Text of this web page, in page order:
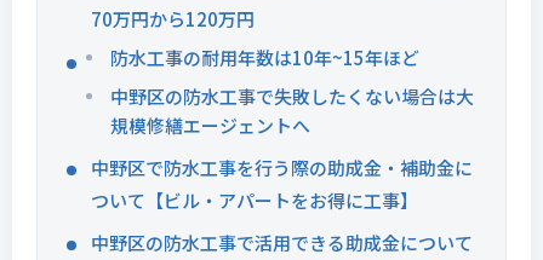
70万円から120万円
防水工事の耐用年数は10年~15年ほど
中野区の防水工事で失敗したくない場合は大
規模修繕エージェントへ
中野区で防水工事を行う際の助成金・補助金に
ついて【ビル・アパートをお得に工事】
中野区の防水工事で活用できる助成金について